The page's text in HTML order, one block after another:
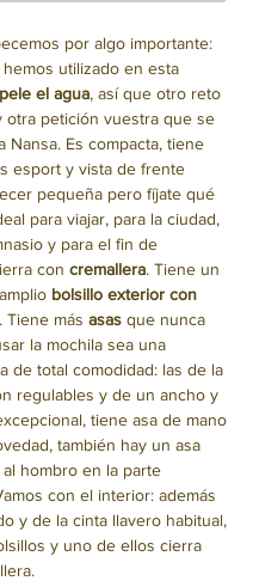
por algo importante:
utilizado en esta
el agua, así que otro reto
otra petición vuestra que se
Nansa. Es compacta, tiene
esport y vista de frente
pequeña pero fíjate qué
para viajar, para la ciudad,
y para el fin de
con cremallera. Tiene un
bolsillo exterior con
. Tiene más asas que nunca
la mochila sea una
de total comodidad: las de la
regulables y de un ancho y
tiene asa de mano
también hay un asa
al hombro en la parte
con el interior: además
y de la cinta llavero habitual,
y uno de ellos cierra